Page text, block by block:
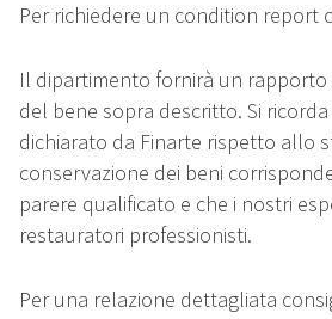
Per richiedere un condition report
Il dipartimento fornirà un
del bene sopra descritto. Si
dichiarato da Finarte rispetto allo
conservazione dei beni
parere qualificato e che i nostri
restauratori professionisti.
Per una relazione dettagliata